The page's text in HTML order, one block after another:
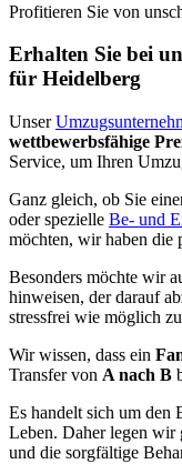
Profitieren Sie von
Erhalten Sie bei
für Heidelberg
Unser
wettbewerbsfähige
Service, um Ihren
Ganz gleich, ob Sie
oder spezielle Be- und
möchten, wir haben die
Besonders möchte wir
hinweisen, der darauf
stressfrei wie möglich
Wir wissen, dass ein
Transfer von A nach B
Es handelt sich um den
Leben. Daher legen wir
und die sorgfältige